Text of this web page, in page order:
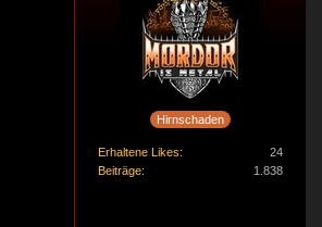
Hirnschaden
Erhaltene Likes
24
Beiträge
1.838